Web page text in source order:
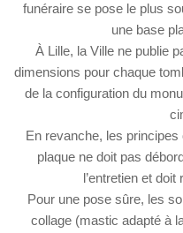
funéraire se pose le plus
une base
À Lille, la Ville ne publie
dimensions pour chaque
de la configuration du
En revanche, les
plaque ne doit pas
l’entretien et
Pour une pose sûre, les
collage (mastic adapté à